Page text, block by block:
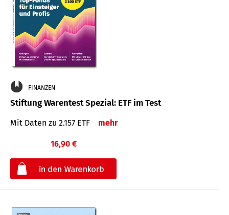
FINANZEN
Stiftung Warentest Spezial: ETF im Test
Mit Daten zu 2.157 ETF mehr
16,90 €